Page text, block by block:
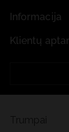
Informacija
Klientų